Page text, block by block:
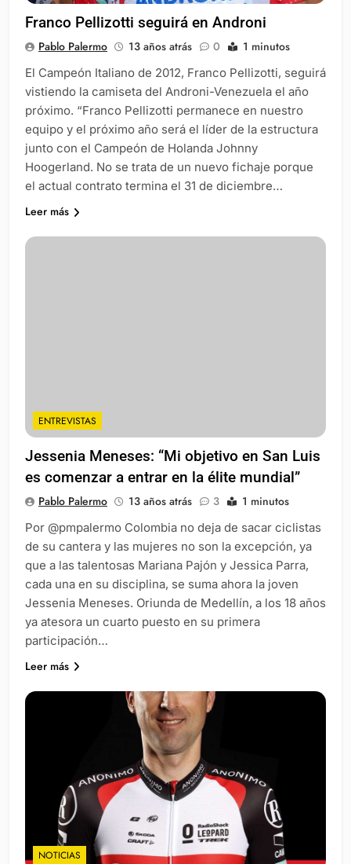
Franco Pellizotti seguirá en Androni
Pablo Palermo 13 años atrás 0 1 minutos
El Campeón Italiano de 2012, Franco Pellizotti, seguirá
vistiendo la camiseta del Androni-Venezuela el año
próximo. “Franco Pellizotti permanece en nuestro
equipo y el próximo año será el líder de la estructura
junto con el Campeón de Holanda Johnny
Hoogerland. No se trata de un nuevo fichaje porque
el actual contrato termina el 31 de diciembre…
Leer más
ENTREVISTAS
Jessenia Meneses: “Mi objetivo en San Luis
es comenzar a entrar en la élite mundial”
Pablo Palermo 13 años atrás 3 1 minutos
Por @pmpalermo Colombia no deja de sacar ciclistas
de su cantera y las mujeres no son la excepción, ya
que a las talentosas Mariana Pajón y Jessica Parra,
cada una en su disciplina, se suma ahora la joven
Jessenia Meneses. Oriunda de Medellín, a los 18 años
ya atesora un cuarto puesto en su primera
participación…
Leer más
NOTICIAS